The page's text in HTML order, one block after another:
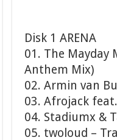
Disk 1 ARENA
01. The Mayday
Anthem Mix)
02. Armin van
03. Afrojack
04. Stadiumx &
05. twoloud –